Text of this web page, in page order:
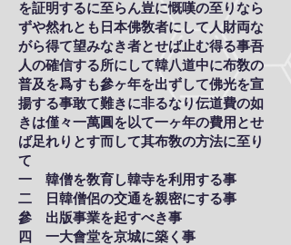
を証明するに至らん豈に慨嘆の至りなら
ずや然れとも日本佛敎者にして人財両な
がら得て望みなき者とせば止む得る事吾
人の確信する所にして韓八道中に布敎の
普及を爲すも參ヶ年を出ずして佛光を宣
揚する事敢て難きに非るなり伝道費の如
きは僅々一萬圓を以て一ヶ年の費用とせ
ば足れりとす而して其布敎の方法に至り
て
一 韓僧を敎育し韓寺を利用する事
二 日韓僧侶の交通を親密にする事
參 出版事業を起すべき事
四 一大會堂を京城に築く事